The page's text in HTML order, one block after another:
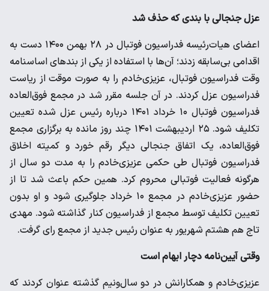
عزل جنجالی با بندی که حذف شد
اعضای هیات‌رئیسه فدراسیون فوتبال در ۲۸ بهمن ۱۴۰۰ دست به
اقدامی بی‌سابقه زدند؛ آن‌ها با استفاده از یکی از بندهای اساسنامه
وقت فدراسیون فوتبال، عزیزی‌خادم را به صورت موقت از ریاست
فدراسیون عزل کردند. در آن جلسه مقرر شد در مجمع فوق‌العاده
فدراسیون فوتبال ۱۰ خرداد ۱۴۰۱ درباره رئیس عزل شده تعیین
تکلیف شود. ۲۵ اردیبهشت ۱۴۰۱ چند روز مانده به برگزاری مجمع
فوق‌العاده، یک اتفاق جنجالی دیگر رقم خورد و کمیته اخلاق
فدراسیون فوتبال طی حکمی عزیزی‎‌خادم را به مدت دو سال از
هرگونه فعالیت فوتبالی محروم کرد. همین حکم باعث شد تا از
حضور عزیزی‌خادم در مجمع ۱۰ خرداد جلوگیری شود و او بدون
تعیین تکلیف توسط مجمع از فدراسیون کنار گذاشته شود. مهدی
تاج هم هشتم شهریور به عنوان رئیس جدید از مجمع رای گرفت.
وقتی آیین‌نامه دچار ابهام است
عزیزی‌خادم و همکارانش در دو سال‌ونیم گذشته عنوان کردند که